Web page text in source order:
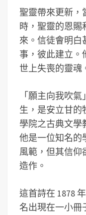
聖靈帶來更新，
時，聖靈的恩賜
來。信徒會明白
事，彼此建立。
世上失喪的靈魂
「願主向我吹
生，是安立甘的
學院之古典文學
他是一位知名的
風範，但其信仰
造作。
這首詩在 1878
名出現在一小冊